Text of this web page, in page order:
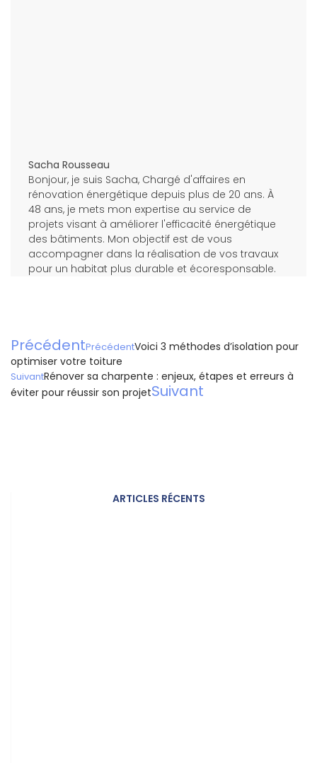
Sacha Rousseau
Bonjour, je suis Sacha, Chargé d'affaires en
rénovation énergétique depuis plus de 20 ans. À
48 ans, je mets mon expertise au service de
projets visant à améliorer l'efficacité énergétique
des bâtiments. Mon objectif est de vous
accompagner dans la réalisation de vos travaux
pour un habitat plus durable et écoresponsable.
PrécédentPrécédentVoici 3 méthodes d’isolation pour
optimiser votre toiture
SuivantRénover sa charpente : enjeux, étapes et erreurs à
éviter pour réussir son projetSuivant
ARTICLES RÉCENTS